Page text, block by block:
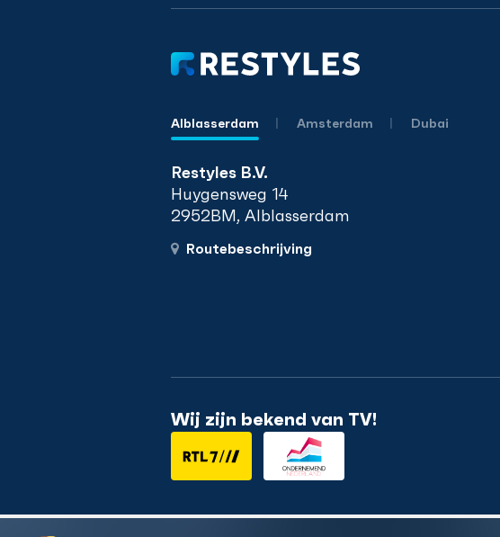
Alblasserdam Amsterdam Dubai
Restyles B.V.
Huygensweg 14
2952BM, Alblasserdam
Routebeschrijving
Wij zijn bekend van TV!